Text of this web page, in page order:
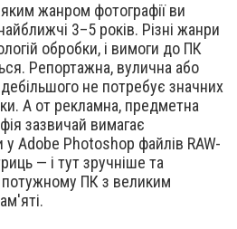
жанром фотографії ви
3–5 років. Різні жанри
обробки, і вимоги до ПК
Репортажна, вулична або
не потребує значних
А от рекламна, предметна
зазвичай вимагає
у Adobe Photoshop файлів RAW-
— і тут зручніше та
ПК з великим